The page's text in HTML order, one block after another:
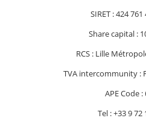
SIRET : 424
Share capital :
RCS : Lille
TVA intercommunity :
APE Code :
Tel : +33 9 72